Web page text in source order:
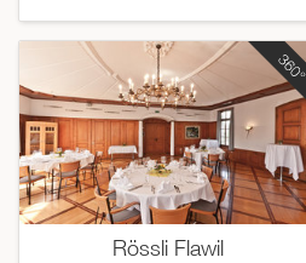
Rössli Flawil